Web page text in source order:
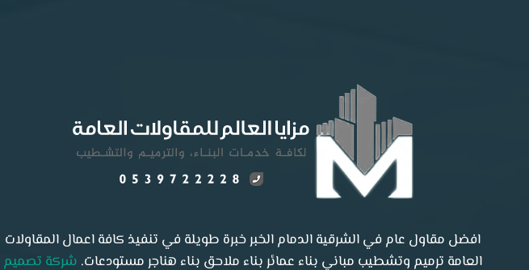
افضل مقاول عام في الشرقية الدمام الخبر خبرة طويلة في تنفيذ كافة اعمال المقاولات
العامة ترميم وتشطيب مباني بناء عمائر بناء ملاحق بناء هناجر مستودعات. شركة تصميم